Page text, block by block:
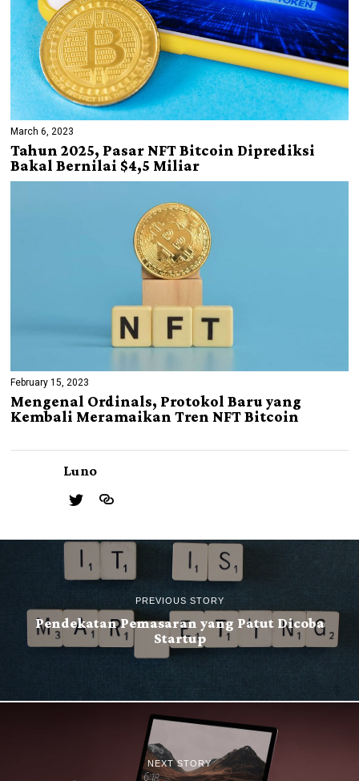
March 6, 2023
Tahun 2025, Pasar NFT Bitcoin Diprediksi
Bakal Bernilai $4,5 Miliar
February 15, 2023
Mengenal Ordinals, Protokol Baru yang
Kembali Meramaikan Tren NFT Bitcoin
Luno
PREVIOUS STORY
Pendekatan Pemasaran yang Patut Dicoba
Startup
NEXT STORY